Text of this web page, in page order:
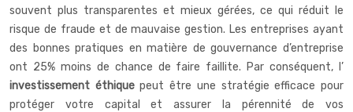
souvent plus transparentes et mieux gérées, ce qui réduit le
risque de fraude et de mauvaise gestion. Les entreprises ayant
des bonnes pratiques en matière de gouvernance d’entreprise
ont 25% moins de chance de faire faillite. Par conséquent, l’
investissement éthiquepeut être une stratégie efficace pour
protéger votre capital et assurer la pérennité de vos